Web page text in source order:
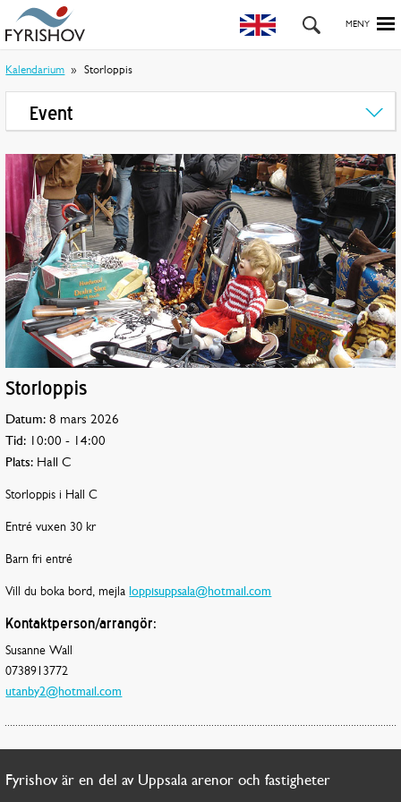
Kalendarium Storloppis
Event
Storloppis
Datum: 8 mars 2026
Tid: 10:00 - 14:00
Plats: Hall C
Storloppis i Hall C
Entré vuxen 30 kr
Barn fri entré
Vill du boka bord, mejla loppisuppsala@hotmail.com
Kontaktperson/arrangör:
Susanne Wall
0738913772
utanby2@hotmail.com
Fyrishov är en del av Uppsala arenor och fastigheter